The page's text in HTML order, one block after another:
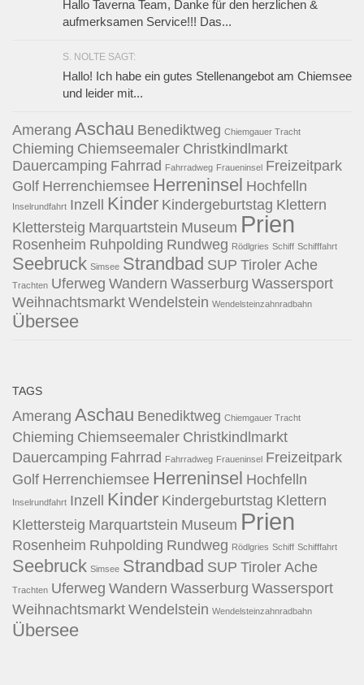
Hallo Taverna Team, Danke für den herzlichen &
aufmerksamen Service!!! Das...
S. NOLTE SAGT:
Hallo! Ich habe ein gutes Stellenangebot am Chiemsee
und leider mit...
Amerang Aschau Benediktweg Chiemgauer Tracht
Chieming Chiemseemaler Christkindlmarkt
Dauercamping Fahrrad Fahrradweg Fraueninsel Freizeitpark
Golf Herrenchiemsee Herreninsel Hochfelln
Inselrundfahrt Inzell Kinder Kindergeburtstag Klettern
Klettersteig Marquartstein Museum Prien
Rosenheim Ruhpolding Rundweg Rödlgries Schiff Schifffahrt
Seebruck Simsee Strandbad SUP Tiroler Ache
Trachten Uferweg Wandern Wasserburg Wassersport
Weihnachtsmarkt Wendelstein Wendelsteinzahnradbahn
Übersee
TAGS
Amerang Aschau Benediktweg Chiemgauer Tracht
Chieming Chiemseemaler Christkindlmarkt
Dauercamping Fahrrad Fahrradweg Fraueninsel Freizeitpark
Golf Herrenchiemsee Herreninsel Hochfelln
Inselrundfahrt Inzell Kinder Kindergeburtstag Klettern
Klettersteig Marquartstein Museum Prien
Rosenheim Ruhpolding Rundweg Rödlgries Schiff Schifffahrt
Seebruck Simsee Strandbad SUP Tiroler Ache
Trachten Uferweg Wandern Wasserburg Wassersport
Weihnachtsmarkt Wendelstein Wendelsteinzahnradbahn
Übersee